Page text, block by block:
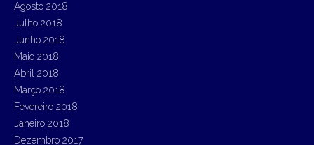
Agosto 2018
Julho 2018
Junho 2018
Maio 2018
Abril 2018
Março 2018
Fevereiro 2018
Janeiro 2018
Dezembro 2017